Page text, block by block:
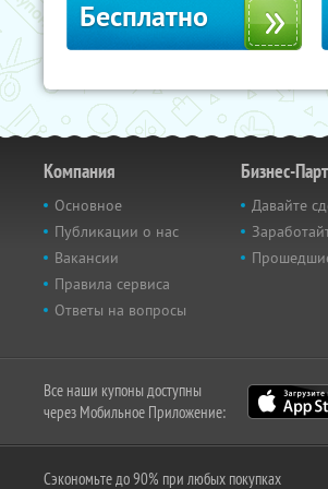
Бесплатно
Компания
Основное
Публикации о нас
Вакансии
Правила сервиса
Ответы на вопросы
Бизнес-
Давайте
Все наши купоны доступны
через Мобильное Приложение:
Сэкономьте до 90% при любых покупках